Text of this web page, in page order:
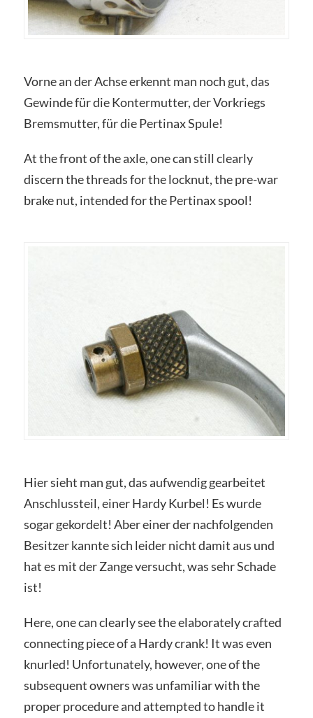
Vorne an der Achse erkennt man noch gut, das
Gewinde für die Kontermutter, der Vorkriegs
Bremsmutter, für die Pertinax Spule!
At the front of the axle, one can still clearly
discern the threads for the locknut, the pre-war
brake nut, intended for the Pertinax spool!
Hier sieht man gut, das aufwendig gearbeitet
Anschlussteil, einer Hardy Kurbel! Es wurde
sogar gekordelt! Aber einer der nachfolgenden
Besitzer kannte sich leider nicht damit aus und
hat es mit der Zange versucht, was sehr Schade
ist!
Here, one can clearly see the elaborately crafted
connecting piece of a Hardy crank! It was even
knurled! Unfortunately, however, one of the
subsequent owners was unfamiliar with the
proper procedure and attempted to handle it